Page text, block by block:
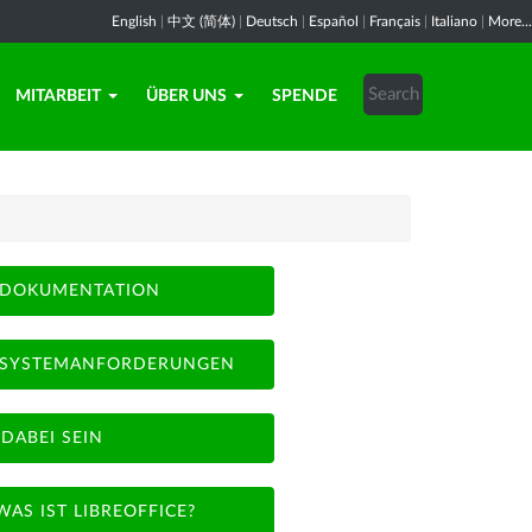
English 中文 (简体) Deutsch Español Français Italiano More...
MITARBEIT ÜBER UNS SPENDE
DOKUMENTATION
SYSTEMANFORDERUNGEN
DABEI SEIN
IST LIBREOFFICE?